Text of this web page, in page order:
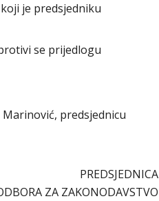
je predsjedniku
se prijedlogu
predsjednicu
PREDSJEDNICA
ZA ZAKONODAVSTVO